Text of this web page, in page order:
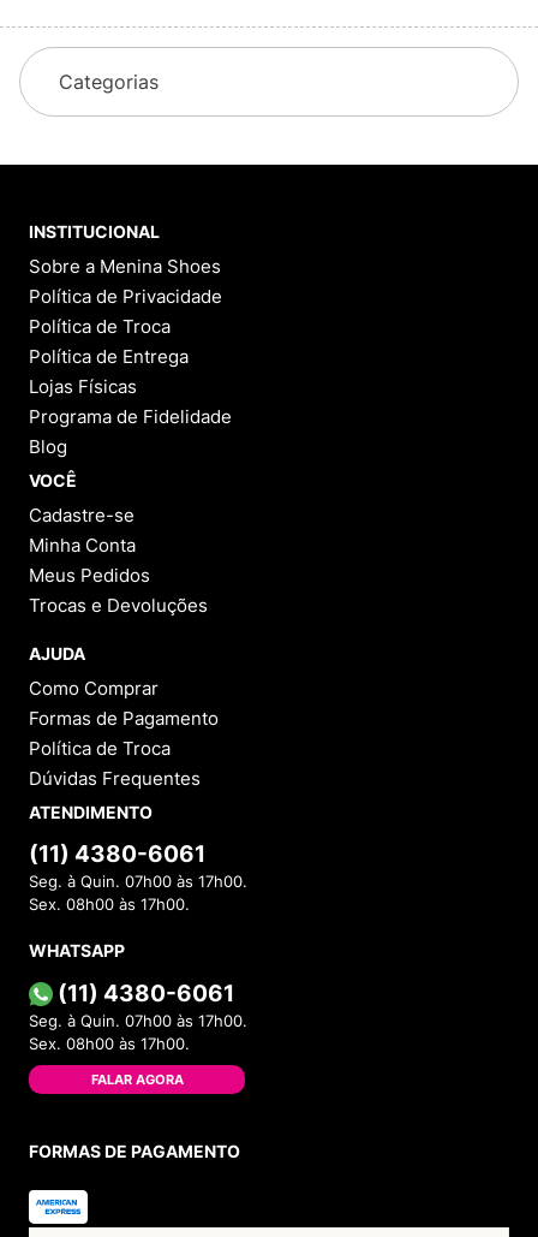
Categorias
INSTITUCIONAL
Sobre a Menina Shoes
Política de Privacidade
Política de Troca
Política de Entrega
Lojas Físicas
Programa de Fidelidade
Blog
VOCÊ
Cadastre-se
Minha Conta
Meus Pedidos
Trocas e Devoluções
AJUDA
Como Comprar
Formas de Pagamento
Política de Troca
Dúvidas Frequentes
ATENDIMENTO
(11) 4380-6061
Seg. à Quin. 07h00 às 17h00.
Sex. 08h00 às 17h00.
WHATSAPP
(11) 4380-6061
Seg. à Quin. 07h00 às 17h00.
Sex. 08h00 às 17h00.
FALAR AGORA
FORMAS DE PAGAMENTO